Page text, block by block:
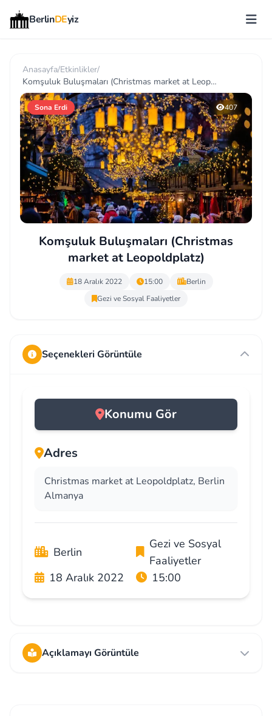
BerlinDEyiz
Anasayfa/Etkinlikler/
Komşuluk Buluşmaları (Christmas market at Leopoldplatz)
Sona Erdi 407
Komşuluk Buluşmaları (Christmas
market at Leopoldplatz)
18 Aralık 2022 15:00
Berlin
Gezi ve Sosyal Faaliyetler
Seçenekleri Görüntüle
Konumu Gör
Adres
Christmas market at Leopoldplatz, Berlin
Almanya
Berlin
Gezi ve Sosyal
Faaliyetler
18 Aralık 2022
15:00
Açıklamayı Görüntüle